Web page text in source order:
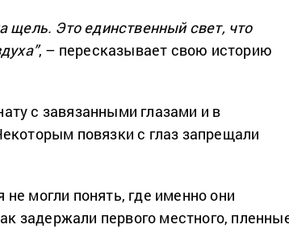
щель. Это единственный свет, что
, – пересказывает свою историю
с завязанными глазами и в
повязки с глаз запрещали
могли понять, где именно они
задержали первого местного,